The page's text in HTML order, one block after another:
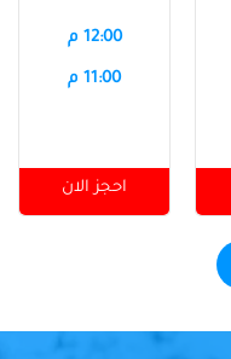
12:00 م
11:00 م
احجز الان